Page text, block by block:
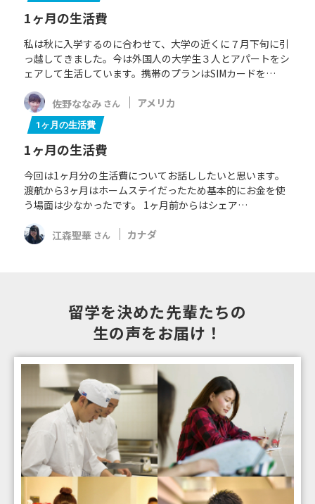
1ヶ月の生活費
私は秋に入学するのに合わせて、大学の近くに７月下旬に引
っ越してきました。今は外国人の大学生３人とアパートをシ
ェアして生活しています。携帯のプランはSIMカードを…
佐野ななみ さん アメリカ
1ヶ月の生活費
1ヶ月の生活費
今回は1ヶ月分の生活費についてお話ししたいと思います。
渡航から3ヶ月はホームステイだったため基本的にお金を使
う場面は少なかったです。 1ヶ月前からはシェア…
江森聖華 さん カナダ
留学を決めた先輩たちの
生の声をお届け！